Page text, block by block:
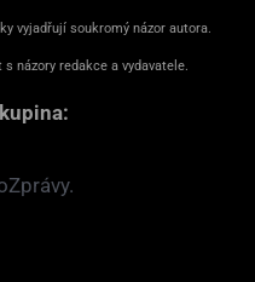
vyjadřují soukromý názor autora.
názory redakce a vydavatele.